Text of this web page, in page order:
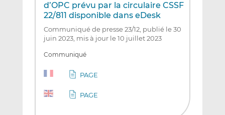
d’OPC prévu par la circulaire CSSF
22/811 disponible dans eDesk
Communiqué de presse 23/12, publié le 30
juin 2023, mis à jour le 10 juillet 2023
Communiqué
PAGE
PAGE